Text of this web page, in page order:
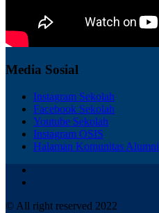
Media Sosial
Instagram Sekolah
Facebook Sekolah
Youtube Sekolah
Instagram OSIS
Halaman Komunitas Alumni
© All right reserved 2022